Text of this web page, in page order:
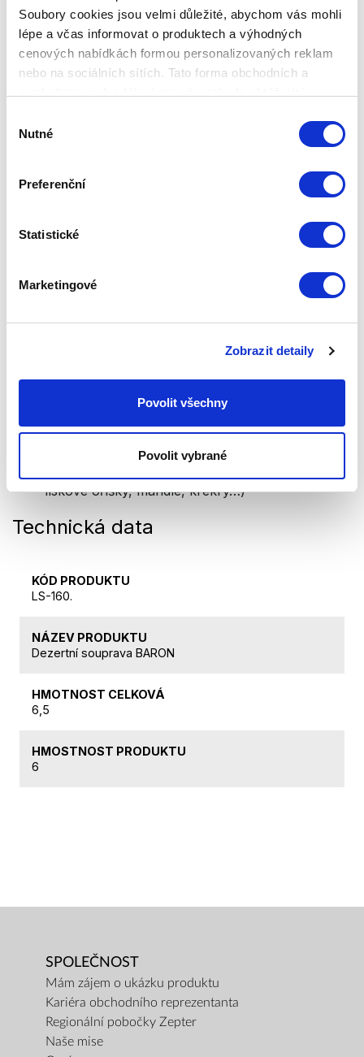
Soubory cookies jsou velmi důležité, abychom vás mohli
lépe a včas informovat o produktech a výhodných
cenových nabídkách formou personalizovaných reklam
nebo na sociálních sítích. Tato forma obchodních a
souhlasu
Nutné
Preferenční
Statistické
Marketingové
Zobrazit detaily
Povolit všechny
Povolit vybrané
Hlavní souprava obsahuje:
– 1 velkou mísu
– 6 malých misek
– 6 pohárů na šampaňské
Doporučené využití:
ovocných salátů
kompotů
drobných zákusků
Malé miskyse hodí na:
lískové oříšky, mandle, krekry…)
Technická data
KÓD PRODUKTU
LS-160.
NÁZEV PRODUKTU
Dezertní souprava BARON
HMOTNOST CELKOVÁ
6,5
HMOSTNOST PRODUKTU
6
SPOLEČNOST
Mám zájem o ukázku produktu
Kariéra obchodního reprezentanta
Regionální pobočky Zepter
Naše mise